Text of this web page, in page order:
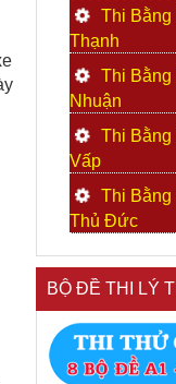
Thi Bằng
Thạnh
Thi Bằng
Nhuận
Thi Bằng
Vấp
Thi Bằng
Thủ Đức